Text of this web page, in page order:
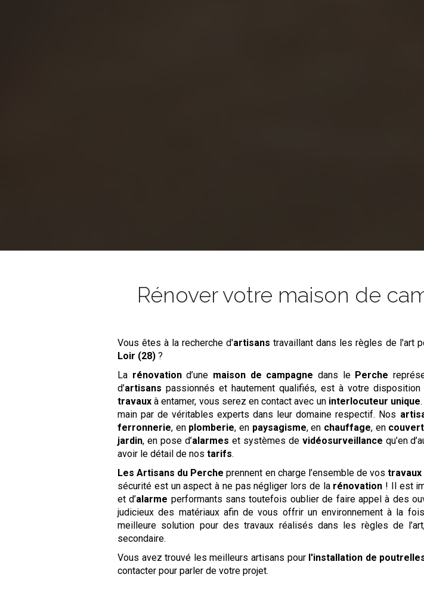
Rénover votre maison de
Vous êtes à la recherche d'artisanstravaillant dans les règles de l'art
Loir (28) ?
La rénovationd’une maison de campagne dans le Perche
d’artisans passionnés et hautement qualifiés, est à votre
travaux à entamer, vous serez en contact avec un interlocuteur unique
main par de véritables experts dans leur domaine respectif. Nos
ferronnerie, en plomberie, en paysagisme, en chauffage, en
jardin, en pose d’alarmes et systèmes de vidéosurveillance qu’en
avoir le détail de nostarifs.
Les Artisans du Perche prennent en charge l’ensemble de vos
sécurité est un aspect à ne pas négliger lors de la rénovation ! Il est
et d’alarme performants sans toutefois oublier de faire appel à des
judicieux des matériaux afin de vous offrir un environnement à la
meilleure solution pour des travaux réalisés dans les règles de
secondaire.
Vous avez trouvé les meilleurs artisans pour l'installation de
contacter pour parler de votre projet.